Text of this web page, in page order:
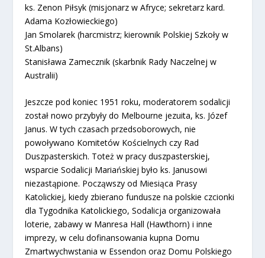
ks. Zenon Piłsyk (misjonarz w Afryce; sekretarz kard.
Adama Kozłowieckiego)
Jan Smolarek (harcmistrz; kierownik Polskiej Szkoły w
St.Albans)
Stanisława Zamecznik (skarbnik Rady Naczelnej w
Australii)
Jeszcze pod koniec 1951 roku, moderatorem sodalicji
został nowo przybyły do Melbourne jezuita, ks. Józef
Janus. W tych czasach przedsoborowych, nie
powoływano Komitetów Kościelnych czy Rad
Duszpasterskich. Toteż w pracy duszpasterskiej,
wsparcie Sodalicji Mariańskiej było ks. Janusowi
niezastąpione. Począwszy od Miesiąca Prasy
Katolickiej, kiedy zbierano fundusze na polskie czcionki
dla Tygodnika Katolickiego, Sodalicja organizowała
loterie, zabawy w Manresa Hall (Hawthorn) i inne
imprezy, w celu dofinansowania kupna Domu
Zmartwychwstania w Essendon oraz Domu Polskiego